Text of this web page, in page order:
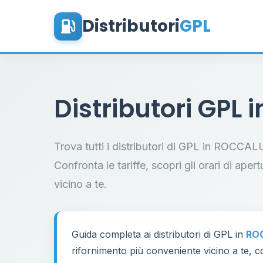
DistributoriGPL
Distributori GPL
Trova tutti i distributori di GPL in
Confronta le tariffe, scopri gli orari di
vicino a te.
Guida completa ai distributori di GPL in
rifornimento più conveniente vicino a te,